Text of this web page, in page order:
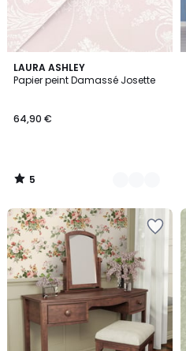
LAURA ASHLEY
Papier peint Damassé Josette
64,90 €
5
/
11
Couleurs
5
/